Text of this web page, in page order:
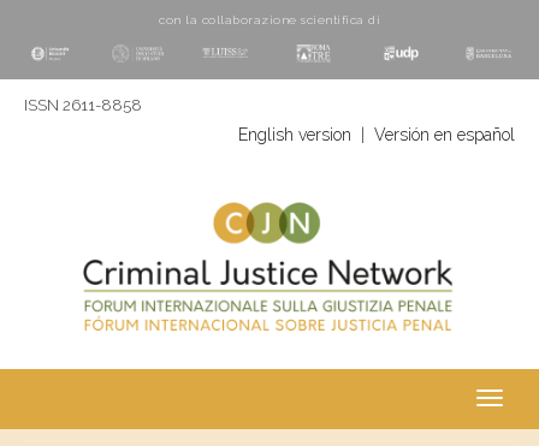
con la collaborazione scientifica di
ISSN 2611-8858
English version Versión en español